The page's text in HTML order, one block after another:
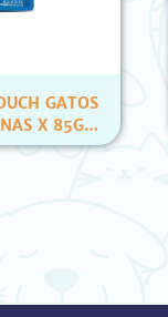
GATOS
X 85GR